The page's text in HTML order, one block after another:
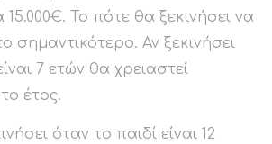
15.000€. Το πότε θα ξεκινήσει να
σημαντικότερο. Αν ξεκινήσει
7 ετών θα χρειαστεί
έτος.
όταν το παιδί είναι 12